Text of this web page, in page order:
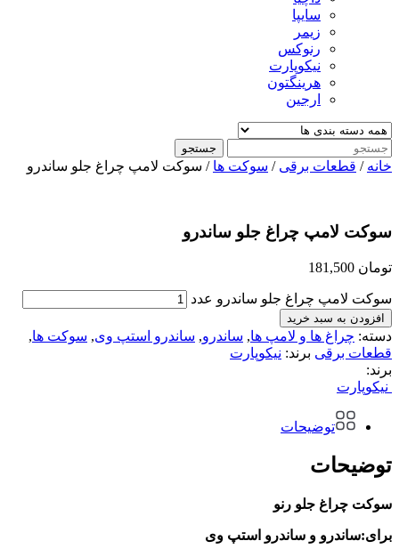
سایپا
زیمر
رنوکس
نیکوپارت
هرینگتون
ارجین
جستجو
خانه / قطعات برقی / سوکت ها / سوکت لامپ چراغ جلو ساندرو
سوکت لامپ چراغ جلو ساندرو
تومان
سوکت لامپ چراغ جلو ساندرو عدد
افزودن به سبد خرید
دسته: چراغ ها و لامپ ها, ساندرو, ساندرو استپ وی, سوکت ها,
قطعات برقی برند: نیکوپارت
برند:
نیکوپارت
توضیحات
توضیحات
سوکت چراغ جلو رنو
برای:ساندرو و ساندرو استپ وی